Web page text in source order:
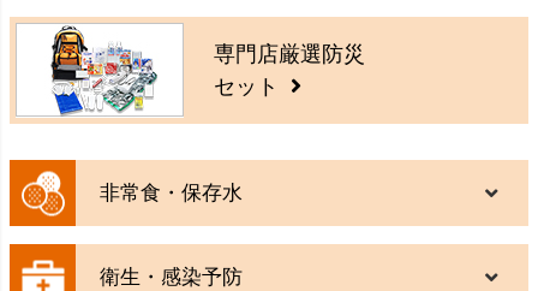
専門店厳選防災
セット
非常食・保存水
衛生・感染予防